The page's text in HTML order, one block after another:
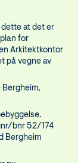
dette at det er
for
Arkitektkontor
på vegne av
bnr 52/174
Bergheim